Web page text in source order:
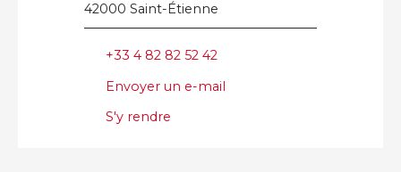
42000 Saint-Étienne
+33 4 82 82 52 42
Envoyer un e-mail
S'y rendre